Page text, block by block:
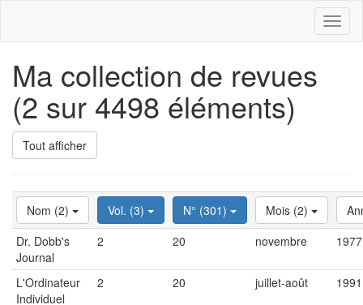
Ma collection de revues
(2 sur 4498 éléments)
Tout afficher
Nom (2) Vol. (3) N° (301) Mois (2)
Dr. Dobb's
Journal
2 20 novembre 1977
L'Ordinateur
Individuel
2 20 juillet-août 1991